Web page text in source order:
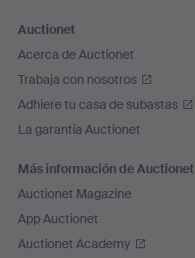
Auctionet
Acerca de Auctionet
Trabaja con nosotros
Adhiere tu casa de subastas
La garantía Auctionet
Más información de Auctionet
Auctionet Magazine
App Auctionet
Auctionet Academy